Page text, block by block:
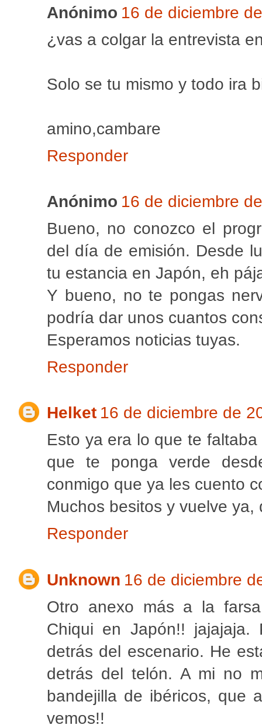
Anónimo 16 de diciembre
¿vas a colgar la entrevista
Solo se tu mismo y todo ira
amino,cambare
Responder
Anónimo 16 de diciembre
Bueno, no conozco el
del día de emisión. Desde
tu estancia en Japón, eh
Y bueno, no te pongas
podría dar unos cuantos
Esperamos noticias tuyas.
Responder
Helket 16 de diciembre de
Esto ya era lo que te
que te ponga verde
conmigo que ya les cuento
Muchos besitos y vuelve
Responder
Unknown 16 de diciembre
Otro anexo más a la
Chiqui en Japón!!
detrás del escenario. He
detrás del telón. A mi no
bandejilla de ibéricos, que
vemos!!